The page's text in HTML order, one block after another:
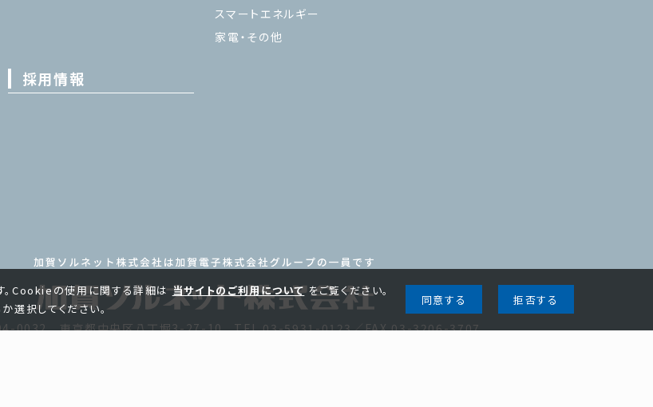
スマートエネルギー
家電・その他
採用情報
0032 東京都中央区八丁堀3-27-10 TEL 03-5931-0123／FAX 03-3206-3707
。Cookieの使用に関する詳細は当サイトのご利用についてをご覧ください。
選択してください。
同意する 拒否する